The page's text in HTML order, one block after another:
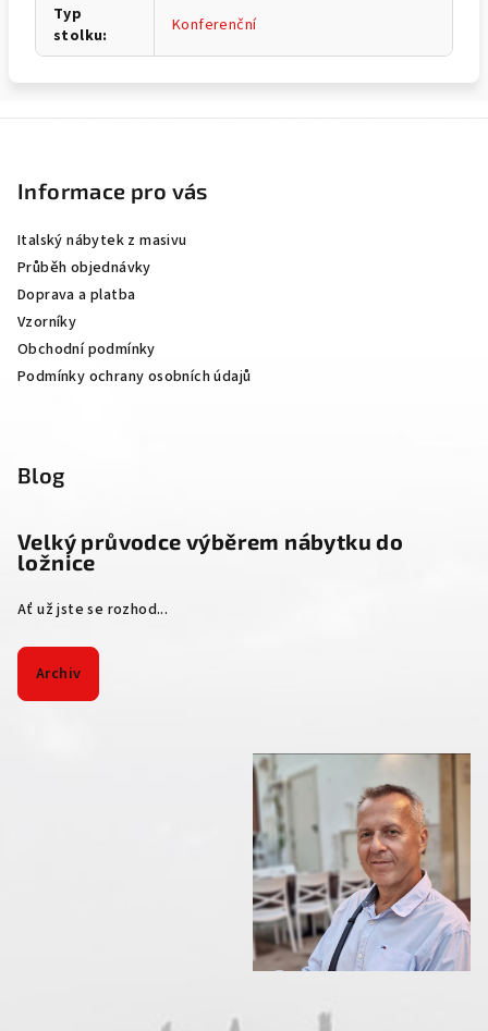
Typ
stolku: Konferenční
Informace pro vás
Italský nábytek z masivu
Průběh objednávky
Doprava a platba
Vzorníky
Obchodní podmínky
Podmínky ochrany osobních údajů
Blog
Velký průvodce výběrem nábytku do
ložnice
Ať už jste se rozhod...
Archiv